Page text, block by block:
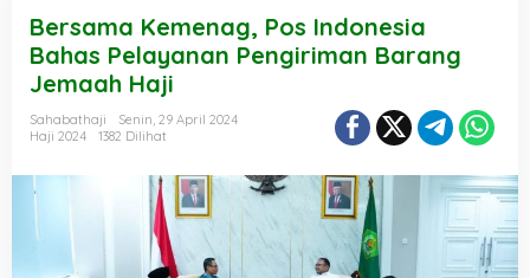
Bersama Kemenag, Pos Indonesia
Bahas Pelayanan Pengiriman Barang
Jemaah Haji
Sahabathaji
Senin, 29 April 2024
Haji 2024
1382 Dilihat